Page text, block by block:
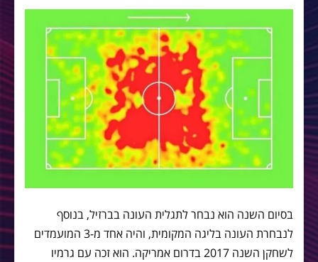
בסיום השנה הוא נבחר לתגלית העונה בברזיל, בנוסף
לנבחרת העונה בליגה המקומית, והיה אחד מ-3 המועמדים
לשחקן השנה 2017 בדרום אמריקה. הוא זכה עם גרמיו